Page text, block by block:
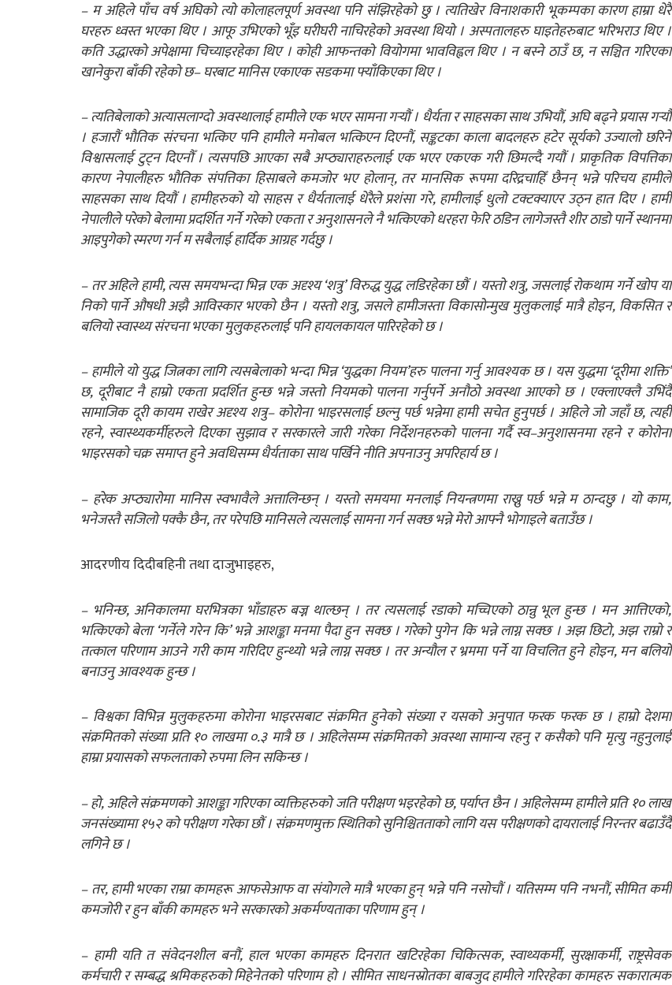
– म अहिले पाँच वर्ष अघिको त्यो कोलाहलपूर्ण अवस्था पनि संझिरहेको छु । त्यतिखेर विनाशकारी भूकम्पका कारण हाम्रा धेरै
घरहरु ध्वस्त भएका थिए । आफू उभिएको भूँइ घरीघरी नाचिरहेको अवस्था थियो । अस्पतालहरु घाइतेहरुबाट भरिभराउ थिए ।
कति उद्धारको अपेक्षामा चिच्याइरहेका थिए । कोही आफन्तको वियोगमा भावविह्वल थिए । न बस्ने ठाउँ छ, न सञ्चित गरिएका
खानेकुरा बाँकी रहेको छ– घरबाट मानिस एकाएक सडकमा फ्याँकिएका थिए ।
– त्यतिबेलाको अत्यासलाग्दो अवस्थालाई हामीले एक भएर सामना गर्‍यौं । धैर्यता र साहसका साथ उभियौं, अघि बढ्ने प्रयास गर्‍यौं
। हजारौं भौतिक संरचना भत्किए पनि हामीले मनोबल भत्किएन दिएनौं, सङ्कटका काला बादलहरु हटेर सूर्यको उज्यालो छरिने
विश्वासलाई टुट्न दिएनौँ । त्यसपछि आएका सबै अप्ठ्याराहरुलाई एक भएर एकएक गरी छिमल्दै गयौं । प्राकृतिक विपत्तिका
कारण नेपालीहरु भौतिक संपत्तिका हिसाबले कमजोर भए होलान्, तर मानसिक रूपमा दरिद्रचाहिँ छैनन् भन्ने परिचय हामीले
साहसका साथ दियौं । हामीहरुको यो साहस र धैर्यतालाई धेरैले प्रशंसा गरे, हामीलाई धुलो टक्टक्याएर उठ्न हात दिए । हामी
नेपालीले परेको बेलामा प्रदर्शित गर्ने गरेको एकता र अनुशासनले नै भत्किएको धरहरा फेरि ठडिन लागेजस्तै शीर ठाडो पार्ने स्थानमा
आइपुगेको स्मरण गर्न म सबैलाई हार्दिक आग्रह गर्दछु ।
– तर अहिले हामी, त्यस समयभन्दा भिन्न एक अदृश्य ‘शत्रु’ विरुद्ध युद्ध लडिरहेका छौं । यस्तो शत्रु, जसलाई रोकथाम गर्ने खोप या
निको पार्ने औषधी अझै आविस्कार भएको छैन । यस्तो शत्रु, जसले हामीजस्ता विकासोन्मुख मुलुकलाई मात्रै होइन, विकसित र
बलियो स्वास्थ्य संरचना भएका मुलुकहरुलाई पनि हायलकायल पारिरहेको छ ।
– हामीले यो युद्ध जित्नका लागि त्यसबेलाको भन्दा भिन्न ‘युद्धका नियम’हरु पालना गर्नु आवश्यक छ । यस युद्धमा ‘दूरीमा शक्ति’
छ, दूरीबाट नै हाम्रो एकता प्रदर्शित हुन्छ भन्ने जस्तो नियमको पालना गर्नुपर्ने अनौठो अवस्था आएको छ । एक्लाएक्लै उभिंदै
सामाजिक दूरी कायम राखेर अदृश्य शत्रु– कोरोना भाइरसलाई छल्नु पर्छ भन्नेमा हामी सचेत हुनुपर्छ । अहिले जो जहाँ छ, त्यहीँ
रहने, स्वास्थ्यकर्मीहरुले दिएका सुझाव र सरकारले जारी गरेका निर्देशनहरुको पालना गर्दै स्व–अनुशासनमा रहने र कोरोना
भाइरसको चक्र समाप्त हुने अवधिसम्म धैर्यताका साथ पर्खिने नीति अपनाउनु अपरिहार्य छ ।
– हरेक अप्ठ्यारोमा मानिस स्वभावैले अत्तालिन्छन् । यस्तो समयमा मनलाई नियन्त्रणमा राख्नु पर्छ भन्ने म ठान्दछु । यो काम,
भनेजस्तै सजिलो पक्कै छैन, तर परेपछि मानिसले त्यसलाई सामना गर्न सक्छ भन्ने मेरो आफ्नै भोगाइले बताउँछ ।
आदरणीय दिदीबहिनी तथा दाजुभाइहरु,
– भनिन्छ, अनिकालमा घरभित्रका भाँडाहरु बज्न थाल्छन् । तर त्यसलाई रडाको मच्चिएको ठान्नु भूल हुन्छ । मन आत्तिएको,
भत्किएको बेला ‘गर्नेले गरेन कि’ भन्ने आशङ्का मनमा पैदा हुन सक्छ । गरेको पुगेन कि भन्ने लाग्न सक्छ । अझ छिटो, अझ राम्रो र
तत्काल परिणाम आउने गरी काम गरिदिए हुन्थ्यो भन्ने लाग्न सक्छ । तर अन्यौल र भ्रममा पर्ने या विचलित हुने होइन, मन बलियो
बनाउनु आवश्यक हुन्छ ।
– विश्वका विभिन्न मुलुकहरुमा कोरोना भाइरसबाट संक्रमित हुनेको संख्या र यसको अनुपात फरक फरक छ । हाम्रो देशमा
संक्रमितको संख्या प्रति १० लाखमा ०.३ मात्रै छ । अहिलेसम्म संक्रमितको अवस्था सामान्य रहनु र कसैको पनि मृत्यु नहुनुलाई
हाम्रा प्रयासको सफलताको रुपमा लिन सकिन्छ ।
– हो, अहिले संक्रमणको आशङ्का गरिएका व्यक्तिहरुको जति परीक्षण भइरहेको छ, पर्याप्त छैन । अहिलेसम्म हामीले प्रति १० लाख
जनसंख्यामा १५२ को परीक्षण गरेका छौं । संक्रमणमुक्त स्थितिको सुनिश्चितताको लागि यस परीक्षणको दायरालाई निरन्तर बढाउँदै
लगिने छ ।
– तर, हामी भएका राम्रा कामहरू आफसेआफ वा संयोगले मात्रै भएका हुन् भन्ने पनि नसोचौं । यतिसम्म पनि नभनौं, सीमित कमी
कमजोरी र हुन बाँकी कामहरु भने सरकारको अकर्मण्यताका परिणाम हुन् ।
– हामी यति त संवेदनशील बनौं, हाल भएका कामहरु दिनरात खटिरहेका चिकित्सक, स्वाथ्यकर्मी, सुरक्षाकर्मी, राष्ट्रसेवक
कर्मचारी र सम्बद्ध श्रमिकहरुको मिहेनेतको परिणाम हो । सीमित साधनस्रोतका बाबजुद हामीले गरिरहेका कामहरु सकारात्मक